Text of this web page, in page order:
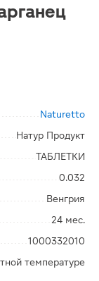
Naturetto
Натур Продукт
ТАБЛЕТКИ
0.032
Венгрия
24 мес.
1000332010
температуре